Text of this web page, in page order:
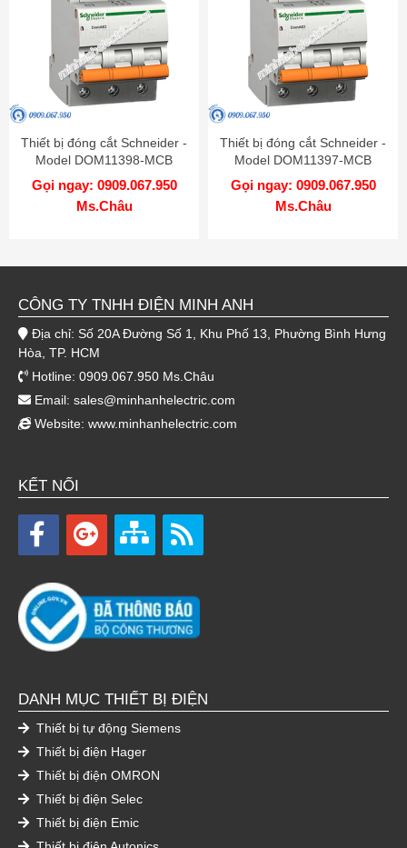
Thiết bị đóng cắt Schneider -
Model DOM11398-MCB
Gọi ngay: 0909.067.950
Ms.Châu
Thiết bị đóng cắt Schneider -
Model DOM11397-MCB
Gọi ngay: 0909.067.950
Ms.Châu
CÔNG TY TNHH ĐIỆN MINH ANH
Địa chỉ: Số 20A Đường Số 1, Khu Phố 13, Phường Bình Hưng
Hòa, TP. HCM
Hotline: 0909.067.950 Ms.Châu
Email: sales@minhanhelectric.com
Website: www.minhanhelectric.com
KẾT NỐI
DANH MỤC THIẾT BỊ ĐIỆN
Thiết bị tự động Siemens
Thiết bị điện Hager
Thiết bị điện OMRON
Thiết bị điện Selec
Thiết bị điện Emic